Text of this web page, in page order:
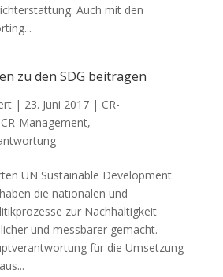
Auch mit den
zu den SDG beitragen
| 23. Juni 2017| CR-
CR-Management,
UN Sustainable Development
die nationalen und
zur Nachhaltigkeit
und messbarer gemacht.
für die Umsetzung